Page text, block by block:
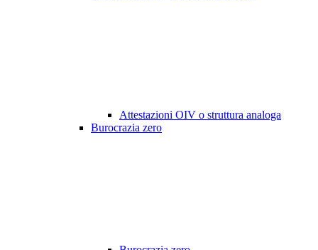
Attestazioni OIV o struttura analoga
Burocrazia zero